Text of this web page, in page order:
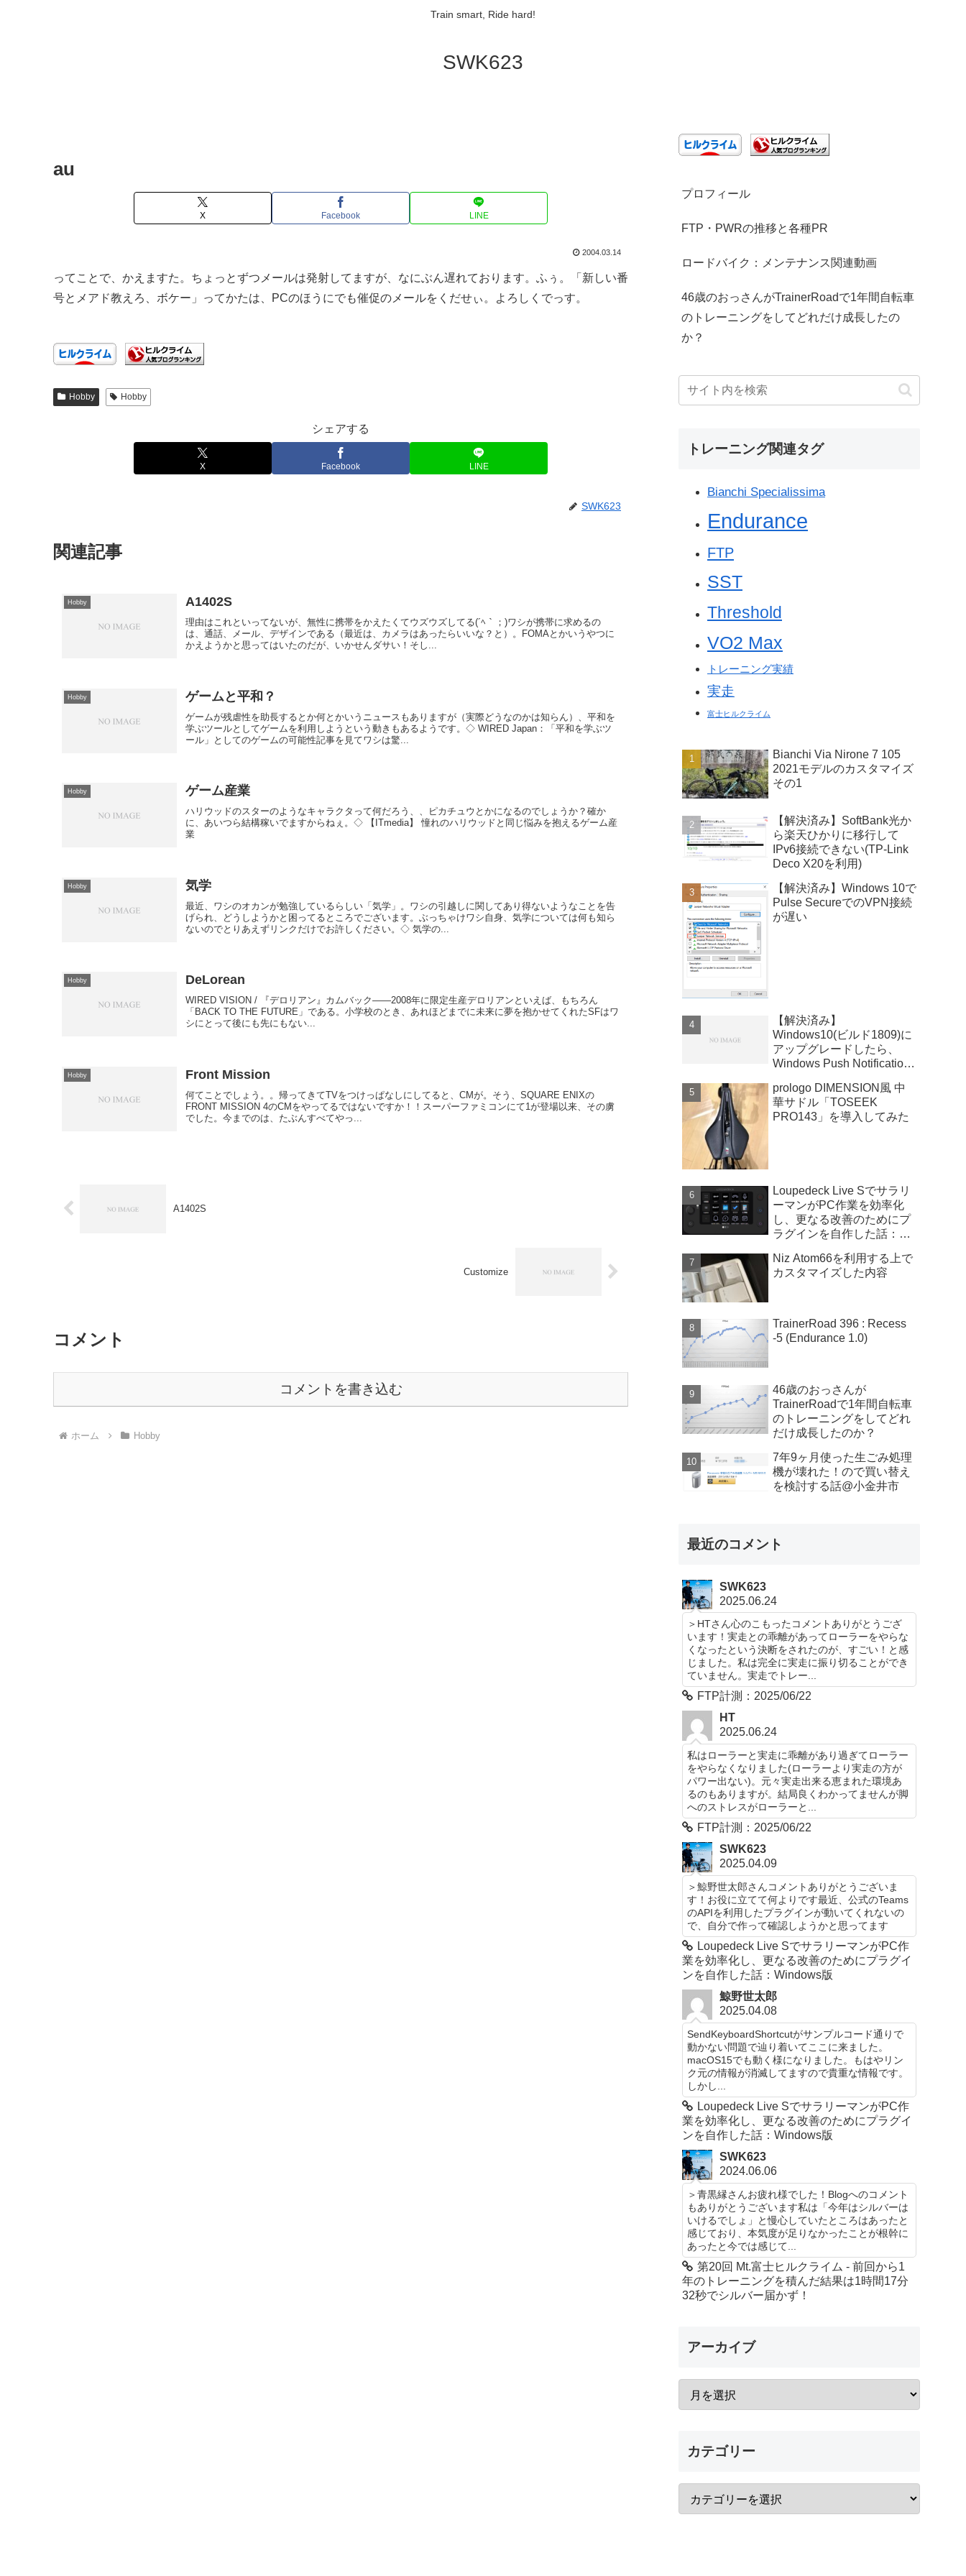
Train smart, Ride hard!
SWK623
au
X Facebook LINE
2004.03.14
ってことで、かえますた。ちょっとずつメールは発射してますが、なにぶん遅れております。ふぅ。「新しい番
号とメアド教えろ、ボケー」ってかたは、PCのほうにでも催促のメールをくだせぃ。よろしくでっす。
Hobby Hobby
シェアする
X Facebook LINE
SWK623
関連記事
Hobby A1402S
理由はこれといってないが、無性に携帯をかえたくてウズウズしてる(´ﾍ｀；)ワシが携帯に求めるの
は、通話、メール、デザインである（最近は、カメラはあったらいいな？と）。FOMAとかいうやつに
かえようかと思ってはいたのだが、いかせんダサい！そし...
Hobby ゲームと平和？
ゲームが残虐性を助長するとか何とかいうニュースもありますが（実際どうなのかは知らん）、平和を
学ぶツールとしてゲームを利用しようという動きもあるようです。◇ WIRED Japan：「平和を学ぶツ
ール」としてのゲームの可能性記事を見てワシは驚...
Hobby ゲーム産業
ハリウッドのスターのようなキャラクタって何だろう、、ピカチュウとかになるのでしょうか？確か
に、あいつら結構稼いでますからねぇ。◇ 【ITmedia】 憧れのハリウッドと同じ悩みを抱えるゲーム産
業
Hobby 気学
最近、ワシのオカンが勉強しているらしい「気学」。ワシの引越しに関してあり得ないようなことを告
げられ、どうしようかと困ってるところでございます。ぶっちゃけワシ自身、気学については何も知ら
ないのでとりあえずリンクだけでお許しください。◇ 気学の...
Hobby DeLorean
WIRED VISION / 『デロリアン』カムバック――2008年に限定生産デロリアンといえば、もちろん
「BACK TO THE FUTURE」である。小学校のとき、あれほどまでに未来に夢を抱かせてくれたSFはワ
シにとって後にも先にもない...
Hobby Front Mission
何てことでしょう。。帰ってきてTVをつけっぱなしにしてると、CMが。そう、SQUARE ENIXの
FRONT MISSION 4のCMをやってるではないですか！！スーパーファミコンにて1が登場以来、その虜
でした。今までのは、たぶんすべてやっ...
A1402S
Customize
コメント
コメントを書き込む
ホーム Hobby
プロフィール
FTP・PWRの推移と各種PR
ロードバイク：メンテナンス関連動画
46歳のおっさんがTrainerRoadで1年間自転車
のトレーニングをしてどれだけ成長したの
か？
トレーニング関連タグ
Bianchi Specialissima
Endurance
FTP
SST
Threshold
VO2 Max
トレーニング実績
実走
富士ヒルクライム
Bianchi Via Nirone 7 105
2021モデルのカスタマイズ
その1
【解決済み】SoftBank光か
ら楽天ひかりに移行して
IPv6接続できない(TP-Link
Deco X20を利用)
【解決済み】Windows 10で
Pulse SecureでのVPN接続
が遅い
【解決済み】
Windows10(ビルド1809)に
アップグレードしたら、
Windows Push Notifications
prologo DIMENSION風 中
華サドル「TOSEEK
PRO143」を導入してみた
Loupedeck Live Sでサラリ
ーマンがPC作業を効率化
し、更なる改善のためにプ
ラグインを自作した話：
Niz Atom66を利用する上で
カスタマイズした内容
TrainerRoad 396 : Recess
-5 (Endurance 1.0)
46歳のおっさんが
TrainerRoadで1年間自転車
のトレーニングをしてどれ
だけ成長したのか？
7年9ヶ月使った生ごみ処理
機が壊れた！ので買い替え
を検討する話@小金井市
最近のコメント
SWK623
2025.06.24
＞HTさん心のこもったコメントありがとうござ
います！実走との乖離があってローラーをやらな
くなったという決断をされたのが、すごい！と感
じました。私は完全に実走に振り切ることができ
ていません。実走でトレー...
FTP計測：2025/06/22
HT
2025.06.24
私はローラーと実走に乖離があり過ぎてローラー
をやらなくなりました(ローラーより実走の方が
パワー出ない)。元々実走出来る恵まれた環境あ
るのもありますが。結局良くわかってませんが脚
へのストレスがローラーと...
FTP計測：2025/06/22
SWK623
2025.04.09
＞鯨野世太郎さんコメントありがとうございま
す！お役に立てて何よりです最近、公式のTeams
のAPIを利用したプラグインが動いてくれないの
で、自分で作って確認しようかと思ってます
Loupedeck Live SでサラリーマンがPC作
業を効率化し、更なる改善のためにプラグイ
ンを自作した話：Windows版
鯨野世太郎
2025.04.08
SendKeyboardShortcutがサンプルコード通りで
動かない問題で辿り着いてここに来ました。
macOS15でも動く様になりました。もはやリン
ク元の情報が消滅してますので貴重な情報です。
しかし...
Loupedeck Live SでサラリーマンがPC作
業を効率化し、更なる改善のためにプラグイ
ンを自作した話：Windows版
SWK623
2024.06.06
＞青黒縁さんお疲れ様でした！Blogへのコメント
もありがとうございます私は「今年はシルバーは
いけるでしょ」と慢心していたところはあったと
感じており、本気度が足りなかったことが根幹に
あったと今では感じて...
第20回 Mt.富士ヒルクライム - 前回から1
年のトレーニングを積んだ結果は1時間17分
32秒でシルバー届かず！
アーカイブ
カテゴリー